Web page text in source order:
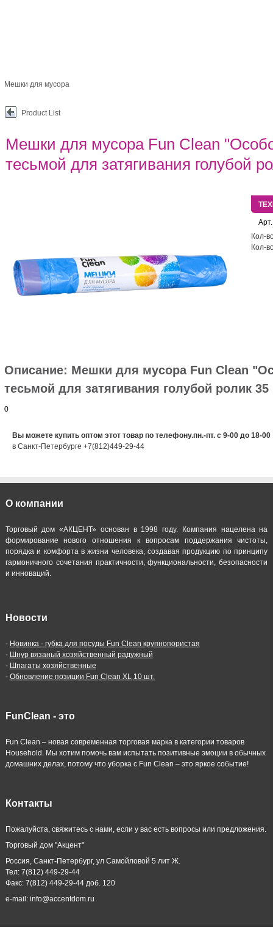
Мешки для мусора
Product List
Мешки для мусора Fun Clean
тесьмой для затягивания голубой
Арт.
Кол-
Кол-
Описание: Мешки для мусора Fun Clean
тесьмой для затягивания голубой ролик 35
0
Вы можете купить оптом этот товар по телефону.пн.-пт. с 9-00 до 18-00
в Санкт-Петербурге +7(812)449-29-44
О компании
Торговый дом «АКЦЕНТ» основан в 1998 году. Компания нацелена на
формирование нового отношения к вопросам поддержания чистоты,
порядка и комфорта в жизни человека, создавая продукцию по принципу
гармоничного сочетания практичности, функциональности, безопасности
и инноваций.
Новости
- Новинка - губка для посуды Fun Clean крупнопористая
- Шнур вязаный хозяйственный радужный
- Шпагаты хозяйственные
- Обновление позиции Fun Clean XL 10 шт.
FunClean - это
Fun Clean – новая современная торговая марка в категории товаров
Household. Мы хотим помочь вам испытать позитивные эмоции в обычных
домашних делах, потому что уборка с Fun Clean – это яркое событие!
Контакты
Пожалуйста, свяжитесь с нами, если у вас есть вопросы или предложения.
Торговый дом "Акцент"
Россия, Санкт-Петербург, ул Самойловой 5 лит Ж.
Тел: 7(812) 449-29-44
Факс: 7(812) 449-29-44 доб. 120
e-mail: info@accentdom.ru